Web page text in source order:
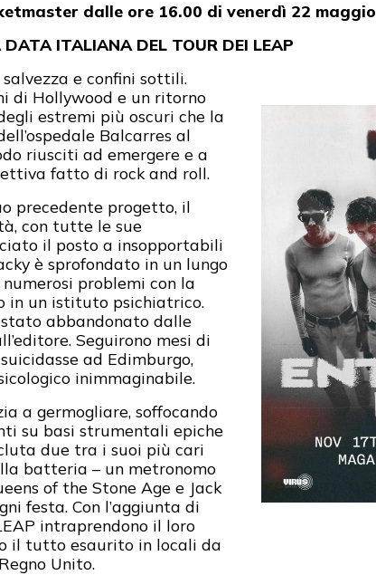
dalle ore 16.00 di venerdì 22 maggio
ITALIANA DEL TOUR DEI LEAP
e confini sottili.
di Hollywood e un ritorno
estremi più oscuri che la
Balcarres al
riusciti ad emergere e a
fatto di rock and roll.
precedente progetto, il
con tutte le sue
il posto a insopportabili
è sprofondato in un lungo
problemi con la
in un istituto psichiatrico.
stato abbandonato dalle
Seguirono mesi di
ad Edimburgo,
inimmaginabile.
a germogliare, soffocando
su basi strumentali epiche
due tra i suoi più cari
batteria – un metronomo
of the Stone Age e Jack
festa. Con l’aggiunta di
intraprendono il loro
il tutto esaurito in locali da
Unito.